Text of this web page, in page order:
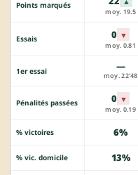
Points marqués
moy. 19.5
Essais 0 ▼
moy. 0.81
1er essai —
moy. 22'48
Pénalités passées 0 ▼
moy. 0.19
% victoires 6%
% vic. domicile 13%